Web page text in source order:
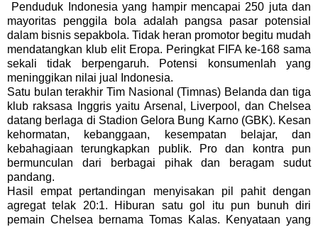
Penduduk Indonesia yang hampir mencapai 250 juta dan
mayoritas penggila bola adalah pangsa pasar potensial
dalam bisnis sepakbola. Tidak heran promotor begitu mudah
mendatangkan klub elit Eropa. Peringkat FIFA ke-168 sama
sekali tidak berpengaruh. Potensi konsumenlah yang
meninggikan nilai jual Indonesia.
Satu bulan terakhir Tim Nasional (Timnas) Belanda dan tiga
klub raksasa Inggris yaitu Arsenal, Liverpool, dan Chelsea
datang berlaga di Stadion Gelora Bung Karno (GBK). Kesan
kehormatan, kebanggaan, kesempatan belajar, dan
kebahagiaan terungkapkan publik. Pro dan kontra pun
bermunculan dari berbagai pihak dan beragam sudut
pandang.
Hasil empat pertandingan menyisakan pil pahit dengan
agregat telak 20:1. Hiburan satu gol itu pun bunuh diri
pemain Chelsea bernama Tomas Kalas. Kenyataan yang